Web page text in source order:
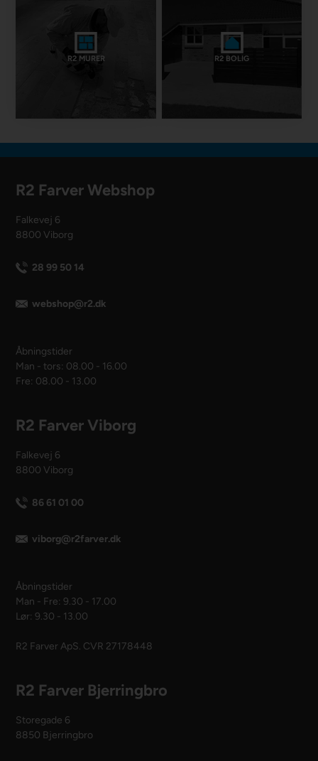
R2 MURER R2 BOLIG
R2 Farver Webshop
Falkevej 6
8800 Viborg
28 99 50 14
webshop@r2.dk
Åbningstider
Man - tors: 08.00 - 16.00
Fre: 08.00 - 13.00
R2 Farver Viborg
Falkevej 6
8800 Viborg
86 61 01 00
viborg@r2farver.dk
Åbningstider
Man - Fre: 9.30 - 17.00
Lør: 9.30 - 13.00
R2 Farver ApS. CVR 27178448
R2 Farver Bjerringbro
Storegade 6
8850 Bjerringbro